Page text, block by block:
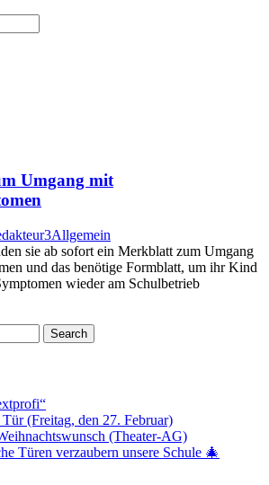
Umgang mit
Allgemein
sie ab sofort ein Merkblatt zum Umgang
und das benötige Formblatt, um ihr Kind
wieder am Schulbetrieb
(Freitag, den 27. Februar)
(Theater-AG)
Türen verzaubern unsere Schule 🎄